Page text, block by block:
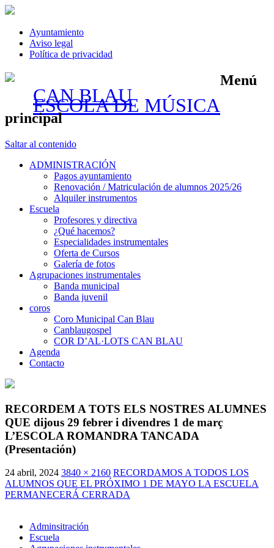
Ayuntamiento
Aviso legal
Política de privacidad
CAN BLAU
ESCOLA DE MÚSICA
Menú
principal
Saltar al contenido
ADMINISTRACIÓN
Pagos ayuntamiento
Renovación / Matriculación de alumnos 2025/26
Alquiler instrumentos
Escuela
Profesores y directiva
¿Qué hacemos?
Especialidades instrumentales
Oferta de Cursos
Galería de fotos
Agrupaciones instrumentales
Banda municipal
Banda juvenil
coros
Coro Municipal Can Blau
Canblaugospel
COR D’AL·LOTS CAN BLAU
Agenda
Contacto
RECORDEM A TOTS ELS NOSTRES ALUMNES
QUE dijous 29 febrer i divendres 1 de març
L’ESCOLA ROMANDRA TANCADA
(Presentación)
24 abril, 2024 3840 × 2160 RECORDAMOS A TODOS LOS
ALUMNOS QUE EL PRÓXIMO 1 DE MAYO LA ESCUELA
PERMANECERÁ CERRADA
Adminsitración
Escuela